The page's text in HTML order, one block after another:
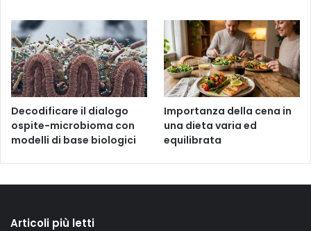
Decodificare il dialogo
ospite-microbioma con
modelli di base biologici
Importanza della cena in
una dieta varia ed
equilibrata
Articoli più letti